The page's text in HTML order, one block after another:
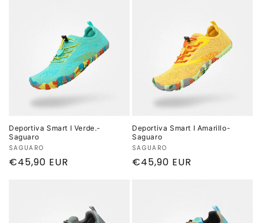
Deportiva Smart I Verde.-
Saguaro
Proveedor:
SAGUARO
Precio
€45,90 EUR
Deportiva Smart I Amarillo-
Saguaro
Proveedor:
SAGUARO
Precio
€45,90 EUR